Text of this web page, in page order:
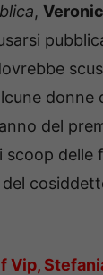
,
donne
del
scoop delle
del
Vip,